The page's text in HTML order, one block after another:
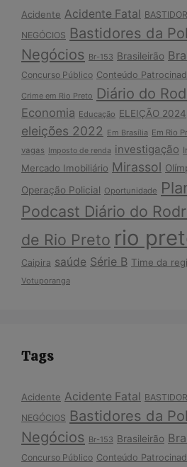
Acidente Acidente Fatal
NEGÓCIOS Bastidores da
Negócios Br-153 Brasileirão
Concurso Público Conteúdo
Crime em Rio Preto Diário do
Economia Educação ELEIÇÃO 2024
eleições 2022 Em Brasília Em Rio
vagas
Imposto de renda investigação
Mercado Imobiliário Mirassol
Operação Policial Oportunidade
Podcast Diário do
de Rio Preto rio
Caipira saúde Série B Time da
Votuporanga
Tags
Acidente Acidente Fatal
NEGÓCIOS Bastidores da
Negócios Br-153 Brasileirão
Concurso Público Conteúdo